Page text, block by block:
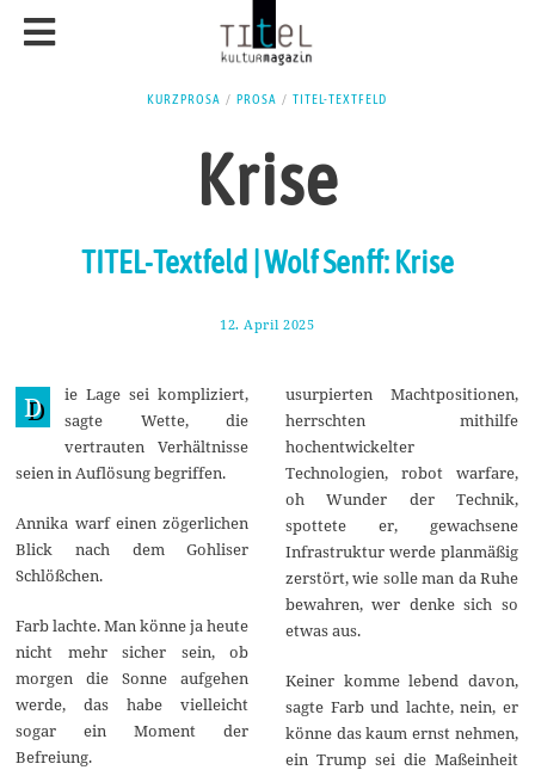
KURZPROSA / PROSA / TITEL-TEXTFELD
Krise
TITEL-Textfeld | Wolf Senff: Krise
12. April 2025
p
i
l
2
0
5
D
ie Lage sei kompliziert,
sagte Wette, die
vertrauten Verhältnisse
seien in Auflösung begriffen.
Annika warf einen zögerlichen
Blick nach dem Gohliser
Schlößchen.
Farb lachte. Man könne ja heute
nicht mehr sicher sein, ob
morgen die Sonne aufgehen
werde, das habe vielleicht
sogar ein Moment der
Befreiung.
usurpierten Machtpositionen,
herrschten mithilfe
hochentwickelter
Technologien, robot warfare,
oh Wunder der Technik,
spottete er, gewachsene
Infrastruktur werde planmäßig
zerstört, wie solle man da Ruhe
bewahren, wer denke sich so
etwas aus.
Keiner komme lebend davon,
sagte Farb und lachte, nein, er
könne das kaum ernst nehmen,
ein Trump sei die Maßeinheit